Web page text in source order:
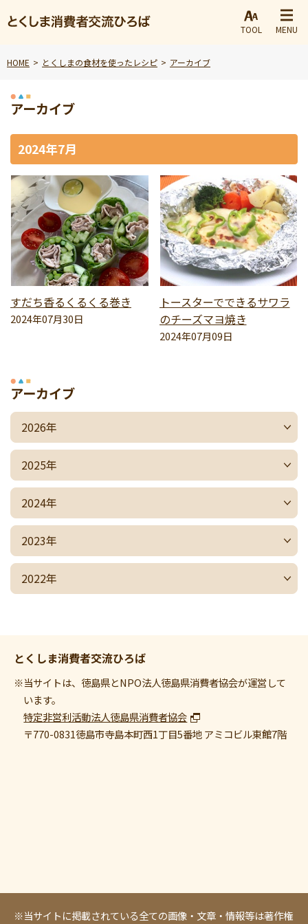
TOOL MENU
HOME とくしまの食材を使ったレシピ アーカイブ
アーカイブ
2024年7月
すだち香るくるくる巻き
2024年07月30日
トースターでできるサワラ
のチーズマヨ焼き
2024年07月09日
アーカイブ
2026年
2025年
2024年
2023年
2022年
とくしま消費者交流ひろば
※当サイトは、徳島県とNPO法人徳島県消費者協会が運営して
います。
特定非営利活動法人徳島県消費者協会
〒770-0831徳島市寺島本町西1丁目5番地 アミコビル東館7階
※当サイトに掲載されている全ての画像・文章・情報等は著作権